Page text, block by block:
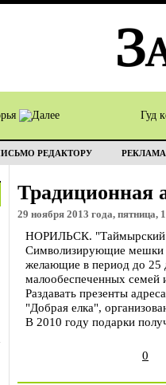
Гуд
РЕДАКТОРУ РЕКЛАМА
Традиционная
29 ноября 2013 года, пятница,
НОРИЛЬСК. "Таймырский
Символизирующие мешки
желающие в период до 25
малообеспеченных семей
Раздавать презенты
"Добрая елка",
В 2010 году подарки
0